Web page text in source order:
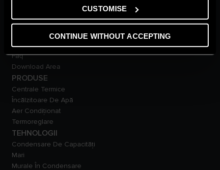
CUSTOMISE
CONTINUE WITHOUT ACCEPTING
Contactează-ne
Anunțuri Importante:
Încălzitoare De Apă
Faq
Download Area
PRODUSE
Centrale Termice
Încălzitoare De Apă
Aer Condiționat
Termoreglare
TEHNOLOGII
Condensare De Capacităţi
Mari
Murale În Condensare